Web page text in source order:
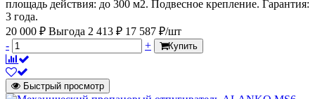
площадь действия: до 300 м2. Подвесное крепление. Гарантия:
3 года.
20 000 ₽ Выгода 2 413 ₽ 17 587 ₽/шт
-
+ Купить
Быстрый просмотр